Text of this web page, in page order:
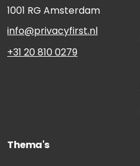
1001 RG Amsterdam
info@privacyfirst.nl
+31 20 810 0279
Thema's